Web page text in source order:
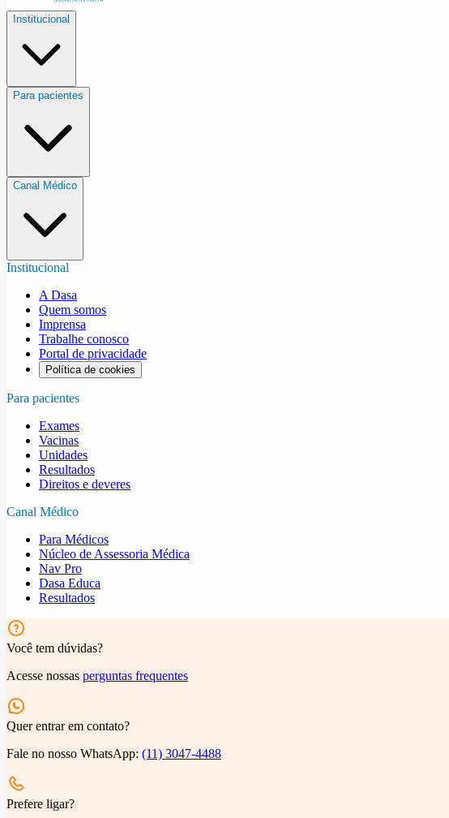
Institucional
Para pacientes
Canal Médico
Institucional
A Dasa
Quem somos
Imprensa
Trabalhe conosco
Portal de privacidade
Política de cookies
Para pacientes
Exames
Vacinas
Unidades
Resultados
Direitos e deveres
Canal Médico
Para Médicos
Núcleo de Assessoria Médica
Nav Pro
Dasa Educa
Resultados
Você tem dúvidas?
Acesse nossas perguntas frequentes
Quer entrar em contato?
Fale no nosso WhatsApp: (11) 3047-4488
Prefere ligar?